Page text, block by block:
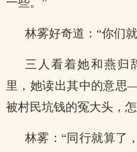
林雾好奇道：“你们
三人看着她和燕归
里，她读出其中的意思
被村民坑钱的冤大头，
林雾：“同行就算了